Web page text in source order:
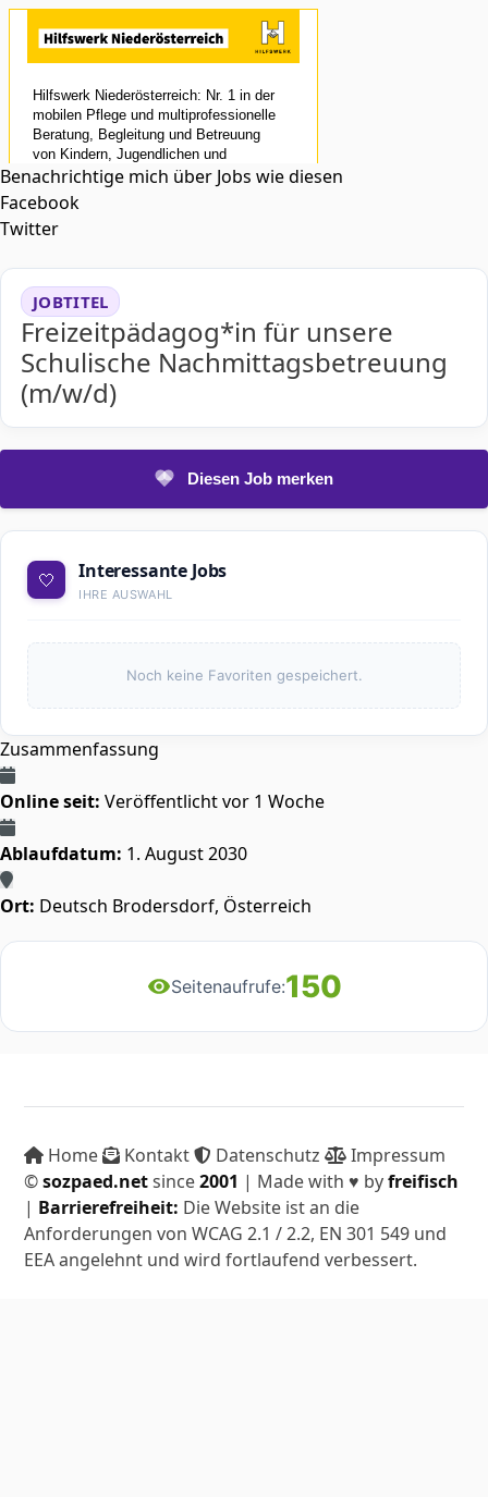
Benachrichtige mich über Jobs wie diesen
Facebook
Twitter
JOBTITEL
Freizeitpädagog*in für unsere
Schulische Nachmittagsbetreuung
(m/w/d)
Diesen Job merken
🤍 Interessante Jobs
IHRE AUSWAHL
Noch keine Favoriten gespeichert.
Zusammenfassung
Online seit: Veröffentlicht vor 1 Woche
Ablaufdatum: 1. August 2030
Ort: Deutsch Brodersdorf, Österreich
Seitenaufrufe:150
Home Kontakt Datenschutz
Impressum
©sozpaed.netsince2001 | Made with ♥ byfreifisch
| Barrierefreiheit: Die Website ist an die
Anforderungen von WCAG 2.1 / 2.2, EN 301 549 und
EEA angelehnt und wird fortlaufend verbessert.